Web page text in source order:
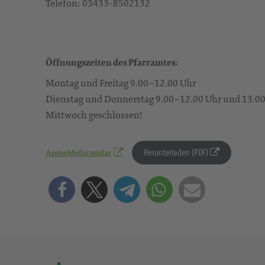
Telefon: 03433-8502132
Öffnungszeiten des Pfarramtes:
Montag und Freitag 9.00–12.00 Uhr
Dienstag und Donnerstag 9.00–12.00 Uhr und
Mittwoch geschlossen!
Anmeldeformular Herunterladen (PDF)